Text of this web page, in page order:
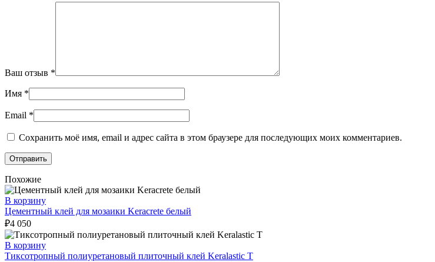
Ваш отзыв *
Имя *
Email *
Сохранить моё имя, email и адрес сайта в этом браузере для последующих моих комментариев.
Похожие
В корзину
Цементный клей для мозаики Keracrete белый
₽4 050
В корзину
Тиксотропный полиуретановый плиточный клей Keralastic T